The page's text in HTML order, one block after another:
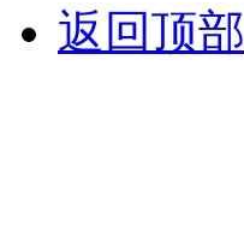
返回顶部